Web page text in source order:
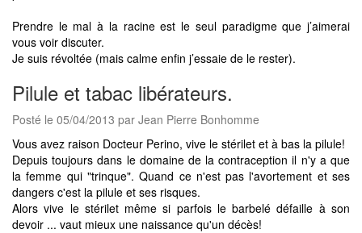
Prendre le mal à la racine est le seul paradigme que j’aimerai
vous voir discuter.
Je suis révoltée (mais calme enfin j’essaie de le rester).
Pilule et tabac libérateurs.
Posté le 05/04/2013 par Jean Pierre Bonhomme
Vous avez raison Docteur Perino, vive le stérilet et à bas la pilule!
Depuis toujours dans le domaine de la contraception il n'y a que
la femme qui "trinque". Quand ce n'est pas l'avortement et ses
dangers c'est la pilule et ses risques.
Alors vive le stérilet même si parfois le barbelé défaille à son
devoir ... vaut mieux une naissance qu'un décès!